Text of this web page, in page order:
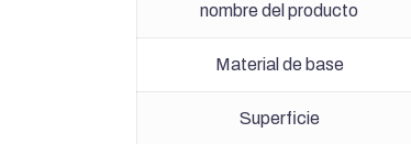
nombre del producto
Material de base
Superficie